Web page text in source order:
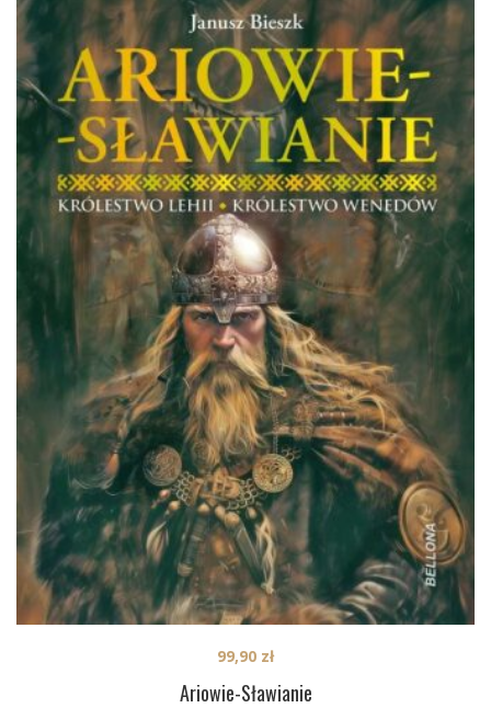
Ariowie-Sławianie
99,90 zł